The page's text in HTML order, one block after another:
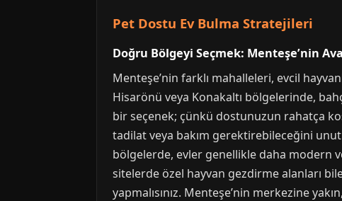
Pet Dostu Ev Bulma Stratejileri
Doğru Bölgeyi Seçmek: Menteşe’nin
Menteşe’nin farklı mahalleleri, evcil
Hisarönü veya Konakaltı bölgelerinde,
bir seçenek; çünkü dostunuzun rahatça
tadilat veya bakım gerektirebileceğini
bölgelerde, evler genellikle daha modern
sitelerde özel hayvan gezdirme alanları
yapmalısınız. Menteşe’nin merkezine